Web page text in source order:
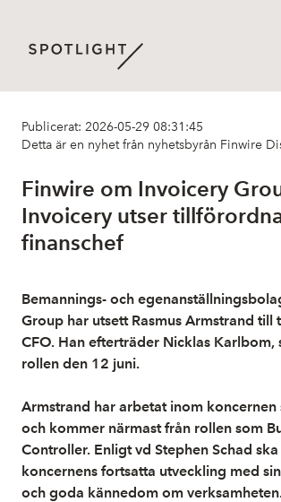
Publicerat: 2026-05-29 08:31:45
Detta är en nyhet från nyhetsbyrån Finwire
Finwire om Invoicery
Invoicery utser
finanschef
Bemannings- och
Group har utsett Rasmus Armstrand
CFO. Han efterträder Nicklas Karlbom,
rollen den 12 juni.
Armstrand har arbetat inom koncernen
och kommer närmast från rollen som
Controller. Enligt vd Stephen Schad
koncernens fortsatta utveckling med
och goda kännedom om